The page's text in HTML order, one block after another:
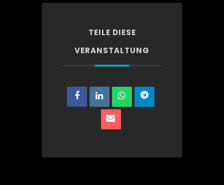
TEILE DIESE
VERANSTALTUNG